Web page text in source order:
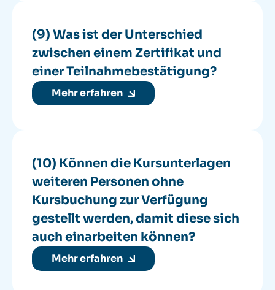
(9) Was ist der Unterschied
zwischen einem Zertifikat und
einer Teilnahmebestätigung?
Mehr erfahren
(10) Können die Kursunterlagen
weiteren Personen ohne
Kursbuchung zur Verfügung
gestellt werden, damit diese sich
auch einarbeiten können?
Mehr erfahren